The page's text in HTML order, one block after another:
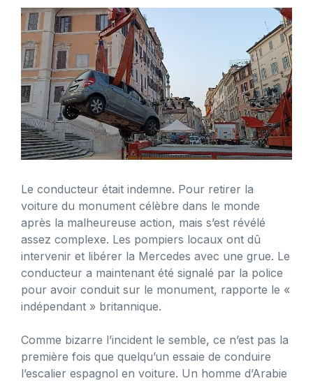
Le conducteur était indemne. Pour retirer la
voiture du monument célèbre dans le monde
après la malheureuse action, mais s’est révélé
assez complexe. Les pompiers locaux ont dû
intervenir et libérer la Mercedes avec une grue. Le
conducteur a maintenant été signalé par la police
pour avoir conduit sur le monument, rapporte le «
indépendant » britannique.
Comme bizarre l’incident le semble, ce n’est pas la
première fois que quelqu’un essaie de conduire
l’escalier espagnol en voiture. Un homme d’Arabie